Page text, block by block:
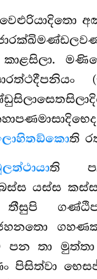
ති
ති
යස්ස
තීසුපි
පන තා
පිසිත්වා